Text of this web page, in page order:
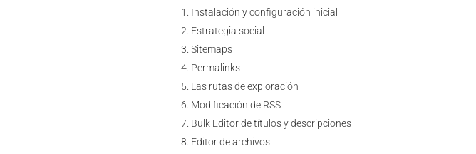
Instalación y configuración inicial
Estrategia social
Sitemaps
Permalinks
Las rutas de exploración
Modificación de RSS
Bulk Editor de títulos y descripciones
Editor de archivos